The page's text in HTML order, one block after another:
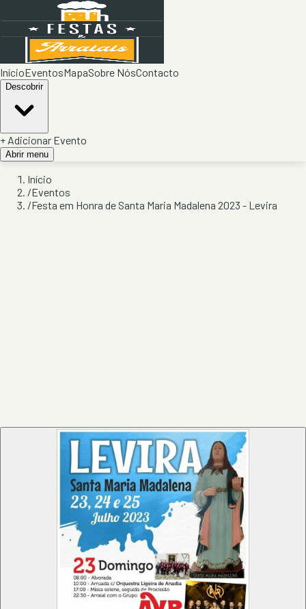
InícioEventosMapaSobre NósContacto
Descobrir
+ Adicionar Evento
Abrir menu
Início
/Eventos
/Festa em Honra de Santa Maria Madalena 2023 - Levira